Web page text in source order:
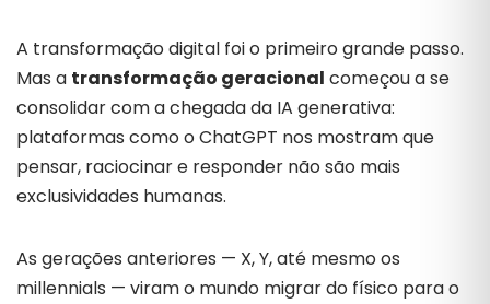
A transformaçãodigital foio primeirogrande passo.
Mas a transformação geracional começouase
consolidarcomachegadada IA generativa:
plataformas comooChatGPT nos mostramque
pensar, raciocinare responder nãosão mais
exclusividades humanas.
As gerações anteriores — X,Y,até mesmoos
millennials — viramo mundo migrardo físico parao